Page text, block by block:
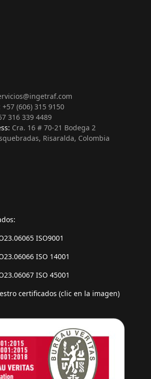
+57 (606) 315 9150
316 339 4489
Cra. 16 # 70-21 Bodega 2
Risaralda, Colombia
ISO9001
ISO 14001
ISO 45001
certificados (clic en la imagen)